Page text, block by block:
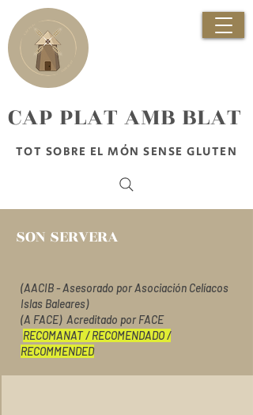
TOT SOBRE EL MÓN SENSE GLUTEN
​CAP PLAT AMB BLAT
SON SERVERA
(AACIB - Asesorado por Asociación Celíacos
Islas Baleares)
(A FACE) Acreditado por FACE
RECOMANAT / RECOMENDADO /
RECOMMENDED